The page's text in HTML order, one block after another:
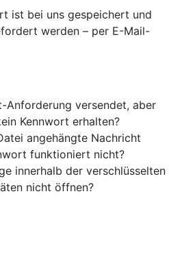
ist bei uns gespeichert und
werden – per E-Mail-
Anforderung versendet, aber
Kennwort erhalten?
angehängte Nachricht
funktioniert nicht?
innerhalb der verschlüsselten
nicht öffnen?